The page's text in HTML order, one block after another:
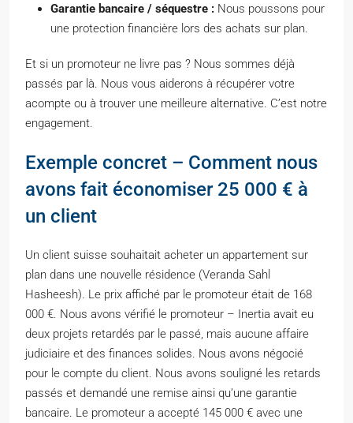
Garantie bancaire / séquestre : Nous poussons pour
une protection financière lors des achats sur plan.
Et si un promoteur ne livre pas ? Nous sommes déjà
passés par là. Nous vous aiderons à récupérer votre
acompte ou à trouver une meilleure alternative. C’est notre
engagement.
Exemple concret – Comment nous
avons fait économiser 25 000 € à
un client
Un client suisse souhaitait acheter un appartement sur
plan dans une nouvelle résidence (Veranda Sahl
Hasheesh). Le prix affiché par le promoteur était de 168
000 €. Nous avons vérifié le promoteur – Inertia avait eu
deux projets retardés par le passé, mais aucune affaire
judiciaire et des finances solides. Nous avons négocié
pour le compte du client. Nous avons souligné les retards
passés et demandé une remise ainsi qu’une garantie
bancaire. Le promoteur a accepté 145 000 € avec une